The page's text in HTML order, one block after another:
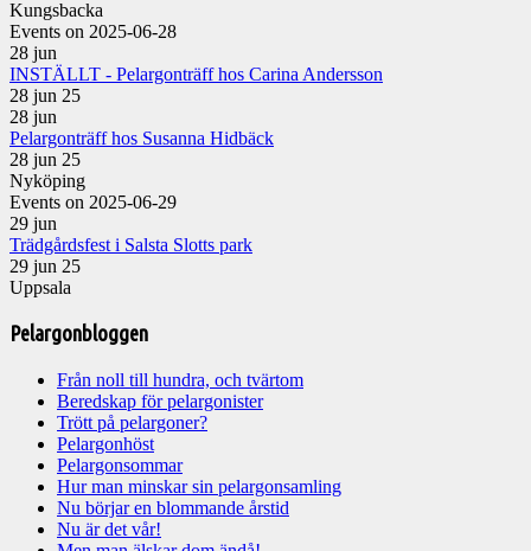
Kungsbacka
Events on 2025-06-28
28 jun
INSTÄLLT - Pelargonträff hos Carina Andersson
28 jun 25
28 jun
Pelargonträff hos Susanna Hidbäck
28 jun 25
Nyköping
Events on 2025-06-29
29 jun
Trädgårdsfest i Salsta Slotts park
29 jun 25
Uppsala
Pelargonbloggen
Från noll till hundra, och tvärtom
Beredskap för pelargonister
Trött på pelargoner?
Pelargonhöst
Pelargonsommar
Hur man minskar sin pelargonsamling
Nu börjar en blommande årstid
Nu är det vår!